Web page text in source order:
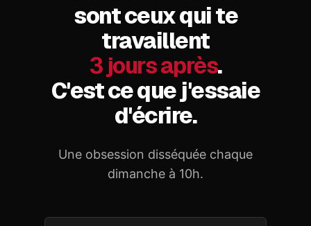
sont ceux qui te
travaillent
3 jours après.
C'est ce que j'essaie
d'écrire.
Une obsession disséquée chaque
dimanche à 10h.